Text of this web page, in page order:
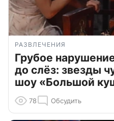
РАЗВЛЕЧЕНИЯ
Грубое
до слёз: звезды
шоу «Большой
78 Обсудить